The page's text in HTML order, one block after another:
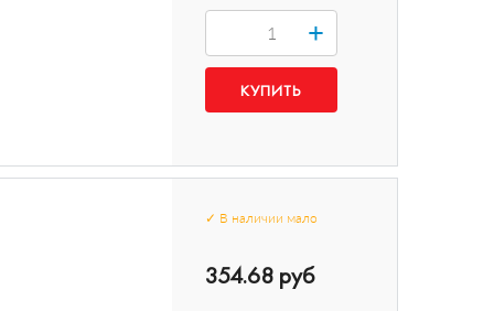
+
✓ В наличии мало
354.68 руб